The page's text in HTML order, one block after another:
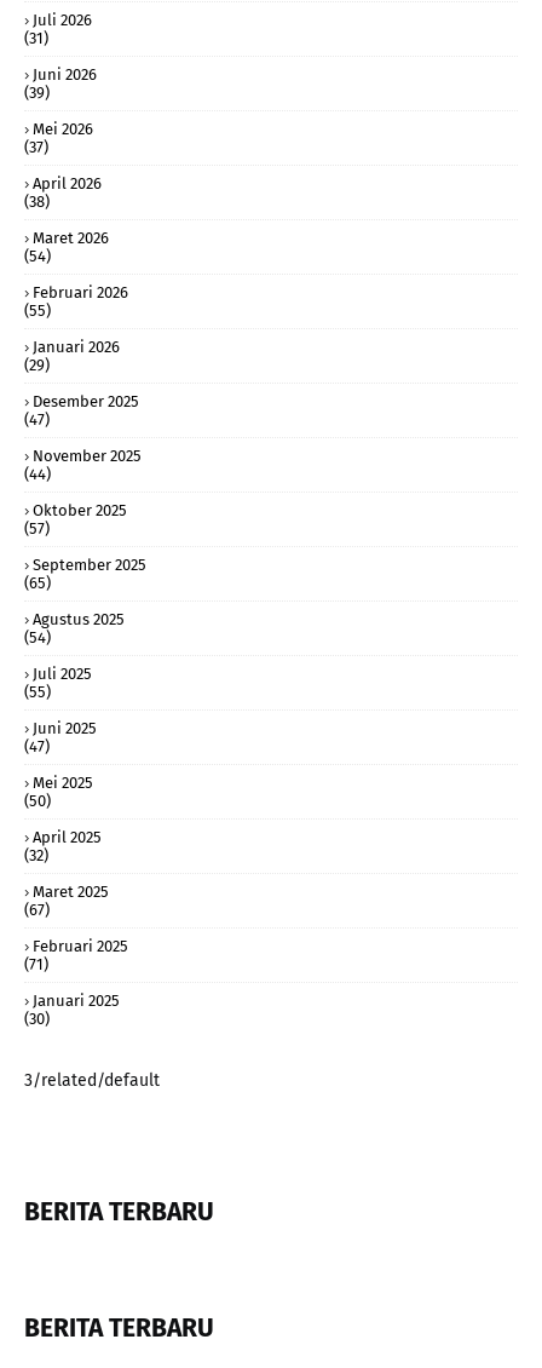
Juli 2026
(31)
Juni 2026
(39)
Mei 2026
(37)
April 2026
(38)
Maret 2026
(54)
Februari 2026
(55)
Januari 2026
(29)
Desember 2025
(47)
November 2025
(44)
Oktober 2025
(57)
September 2025
(65)
Agustus 2025
(54)
Juli 2025
(55)
Juni 2025
(47)
Mei 2025
(50)
April 2025
(32)
Maret 2025
(67)
Februari 2025
(71)
Januari 2025
(30)
3/related/default
BERITA TERBARU
BERITA TERBARU